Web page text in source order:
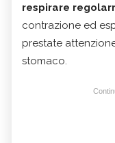
respirare
contrazione ed
prestate
stomaco.